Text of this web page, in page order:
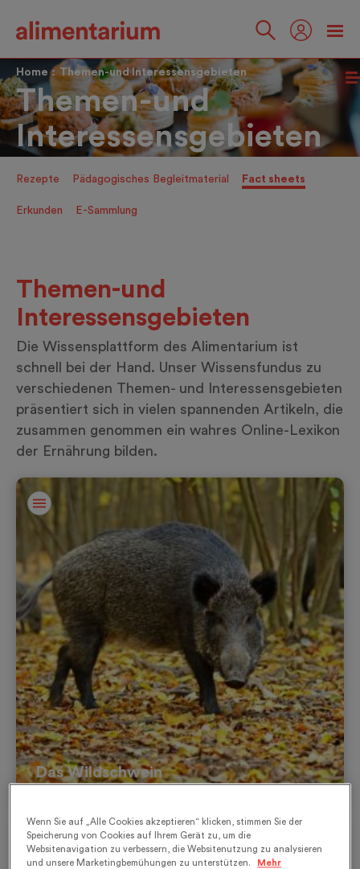
content
Folgen
Sie
uns
Home Themen-und Interessensgebieten
Themen-und
Interessensgebieten
Rezepte Pädagogisches Begleitmaterial Fact sheets
Erkunden E-Sammlung
Themen-und
Interessensgebieten
Die Wissensplattform des Alimentarium ist
schnell bei der Hand. Unser Wissensfundus zu
verschiedenen Themen- und Interessensgebieten
präsentiert sich in vielen spannenden Artikeln, die
zusammen genommen ein wahres Online-Lexikon
der Ernährung bilden.
Das Wildschwein
Wenn Sie auf „Alle Cookies akzeptieren“ klicken, stimmen Sie der
Speicherung von Cookies auf Ihrem Gerät zu, um die
Websitenavigation zu verbessern, die Websitenutzung zu analysieren
und unsere Marketingbemühungen zu unterstützen.
Mehr